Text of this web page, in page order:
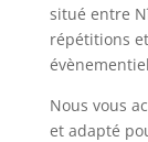
situé entre
répétitions
Nous vous
et adapté